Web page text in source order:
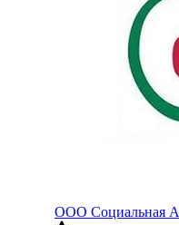
ООО Социальная